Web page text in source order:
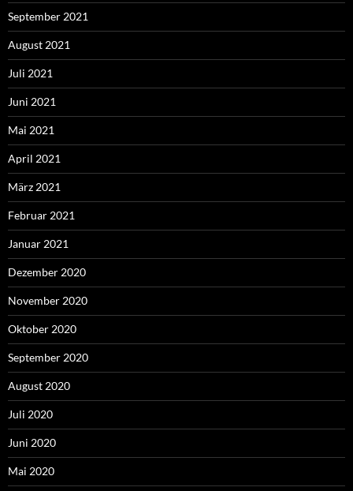
September 2021
August 2021
Juli 2021
Juni 2021
Mai 2021
April 2021
März 2021
Februar 2021
Januar 2021
Dezember 2020
November 2020
Oktober 2020
September 2020
August 2020
Juli 2020
Juni 2020
Mai 2020